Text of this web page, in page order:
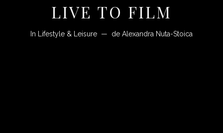
LIVE TO FILM
In Lifestyle & Leisure de Alexandra Nuta-Stoica